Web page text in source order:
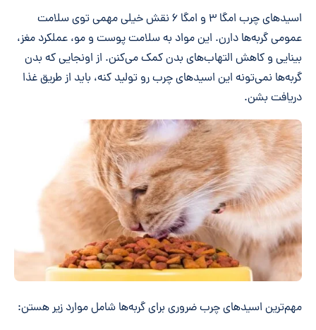
اسیدهای چرب امگا ۳ و امگا ۶ نقش خیلی مهمی توی سلامت
عمومی گربه‌ها دارن. این مواد به سلامت پوست و مو، عملکرد مغز،
بینایی و کاهش التهاب‌های بدن کمک می‌کنن. از اونجایی که بدن
گربه‌ها نمی‌تونه این اسیدهای چرب رو تولید کنه، باید از طریق غذا
دریافت بشن.
مهم‌ترین اسیدهای چرب ضروری برای گربه‌ها شامل موارد زیر هستن: